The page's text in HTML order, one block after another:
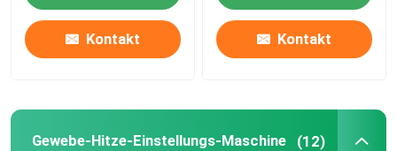
Kontakt Kontakt
Gewebe-Hitze-Einstellungs-Maschine (12)